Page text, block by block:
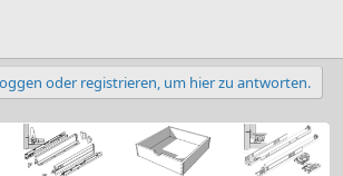
oder registrieren, um hier zu antworten.